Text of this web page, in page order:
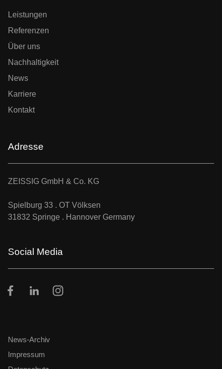
Leistungen
Referenzen
Über uns
Nachhaltigkeit
News
Karriere
Kontakt
Adresse
ZEISSIG GmbH & Co. KG
Spielburg 33 . OT Völksen
31832 Springe . Hannover Germany
Social Media
FacebookLinkedInInstagram
News-Archiv
Impressum